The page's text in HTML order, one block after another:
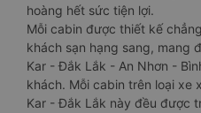
hoàng hết sức tiện lợi.
Mỗi cabin được thiết kế
khách sạn hạng sang, mang
Kar - Đắk Lắk - An Nhơn -
khách. Mỗi cabin trên loại xe
Kar - Đắk Lắk này đều được